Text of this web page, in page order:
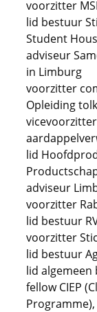
voorzitter
lid bestuur
Student
adviseur
in Limburg
voorzitter
Opleiding
lid
adviseur
voorzitter
lid bestuur
voorzitter
lid bestuur
lid algemeen
fellow CIEP